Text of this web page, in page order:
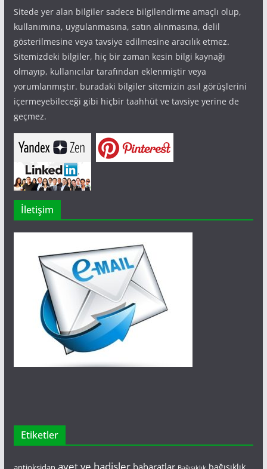
Sitede yer alan bilgiler sadece bilgilendirme amaçlı olup,
kullanımına, uygulanmasına, satın alınmasına, delil
gösterilmesine veya tavsiye edilmesine aracılık etmez.
Sitemizdeki bilgiler, hiç bir zaman kesin bilgi kaynağı
olmayıp, kullanıcılar tarafından eklenmiştir veya
yorumlanmıştır. buradaki bilgiler sitemizin asıl görüşlerini
içermeyebileceği gibi hiçbir taahhüt ve tavsiye yerine de
geçmez.
İletişim
Etiketler
ayet ve hadisler baharatlar bağışıklık